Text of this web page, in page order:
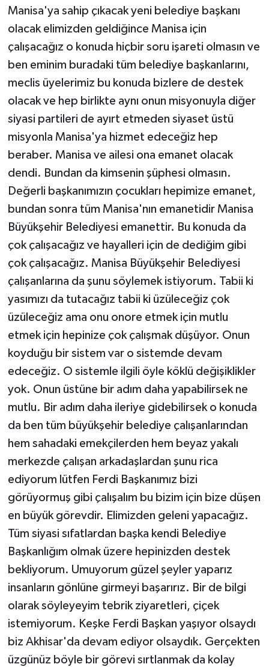
Manisa'ya sahip çıkacak yeni belediye başkanı
olacak elimizden geldiğince Manisa için
çalışacağız o konuda hiçbir soru işareti olmasın ve
ben eminim buradaki tüm belediye başkanlarını,
meclis üyelerimiz bu konuda bizlere de destek
olacak ve hep birlikte aynı onun misyonuyla diğer
siyasi partileri de ayırt etmeden siyaset üstü
misyonla Manisa'ya hizmet edeceğiz hep
beraber. Manisa ve ailesi ona emanet olacak
dendi. Bundan da kimsenin şüphesi olmasın.
Değerli başkanımızın çocukları hepimize emanet,
bundan sonra tüm Manisa'nın emanetidir Manisa
Büyükşehir Belediyesi emanettir. Bu konuda da
çok çalışacağız ve hayalleri için de dediğim gibi
çok çalışacağız. Manisa Büyükşehir Belediyesi
çalışanlarına da şunu söylemek istiyorum. Tabii ki
yasımızı da tutacağız tabii ki üzüleceğiz çok
üzüleceğiz ama onu onore etmek için mutlu
etmek için hepinize çok çalışmak düşüyor. Onun
koyduğu bir sistem var o sistemde devam
edeceğiz. O sistemle ilgili öyle köklü değişiklikler
yok. Onun üstüne bir adım daha yapabilirsek ne
mutlu. Bir adım daha ileriye gidebilirsek o konuda
da ben tüm büyükşehir belediye çalışanlarından
hem sahadaki emekçilerden hem beyaz yakalı
merkezde çalışan arkadaşlardan şunu rica
ediyorum lütfen Ferdi Başkanımız bizi
görüyormuş gibi çalışalım bu bizim için bize düşen
en büyük görevdir. Elimizden geleni yapacağız.
Tüm siyasi sıfatlardan başka kendi Belediye
Başkanlığım olmak üzere hepinizden destek
bekliyorum. Umuyorum güzel şeyler yaparız
insanların gönlüne girmeyi başarırız. Bir de bilgi
olarak söyleyeyim tebrik ziyaretleri, çiçek
istemiyorum. Keşke Ferdi Başkan yaşıyor olsaydı
biz Akhisar'da devam ediyor olsaydık. Gerçekten
üzgünüz böyle bir görevi sırtlanmak da kolay